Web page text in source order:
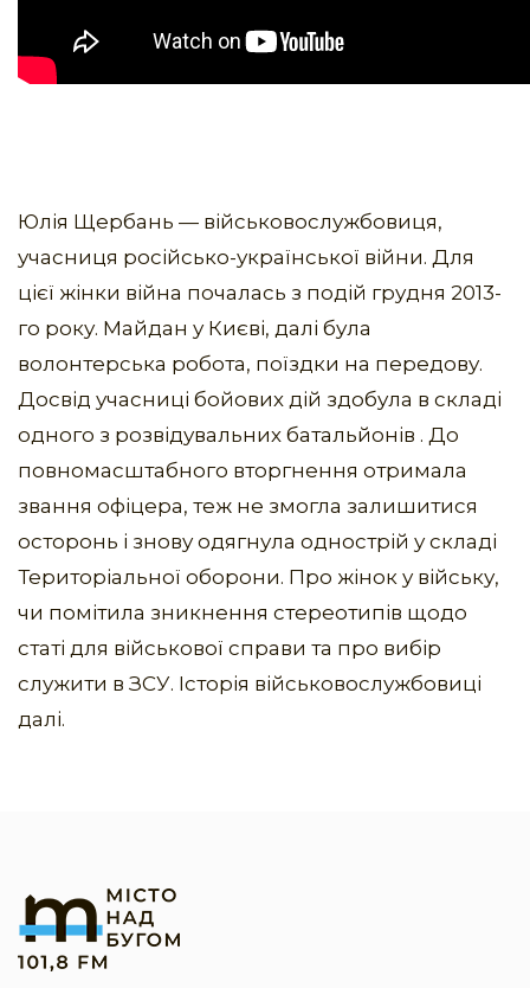
Юлія Щербань — військовослужбовиця,
учасниця російсько-української війни. Для
цієї жінки війна почалась з подій грудня 2013-
го року. Майдан у Києві, далі була
волонтерська робота, поїздки на передову.
Досвід учасниці бойових дій здобула в складі
одного з розвідувальних батальйонів . До
повномасштабного вторгнення отримала
звання офіцера, теж не змогла залишитися
осторонь і знову одягнула однострій у складі
Територіальної оборони. Про жінок у війську,
чи помітила зникнення стереотипів щодо
статі для військової справи та про вибір
служити в ЗСУ. Історія військовослужбовиці
далі.